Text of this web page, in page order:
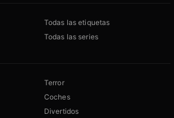
Todas las etiquetas
Todas las series
Terror
Coches
Divertidos